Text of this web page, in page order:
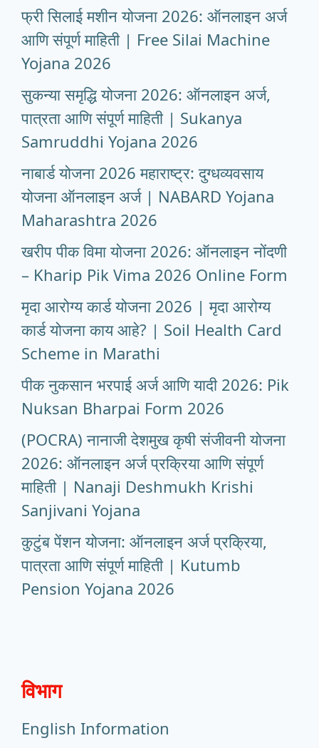
फ्री सिलाई मशीन योजना 2026: ऑनलाइन अर्ज
आणि संपूर्ण माहिती | Free Silai Machine
Yojana 2026
सुकन्या समृद्धि योजना 2026: ऑनलाइन अर्ज,
पात्रता आणि संपूर्ण माहिती | Sukanya
Samruddhi Yojana 2026
नाबार्ड योजना 2026 महाराष्ट्र: दुग्धव्यवसाय
योजना ऑनलाइन अर्ज | NABARD Yojana
Maharashtra 2026
खरीप पीक विमा योजना 2026: ऑनलाइन नोंदणी
– Kharip Pik Vima 2026 Online Form
मृदा आरोग्य कार्ड योजना 2026 | मृदा आरोग्य
कार्ड योजना काय आहे? | Soil Health Card
Scheme in Marathi
पीक नुकसान भरपाई अर्ज आणि यादी 2026: Pik
Nuksan Bharpai Form 2026
(POCRA) नानाजी देशमुख कृषी संजीवनी योजना
2026: ऑनलाइन अर्ज प्रक्रिया आणि संपूर्ण
माहिती | Nanaji Deshmukh Krishi
Sanjivani Yojana
कुटुंब पेंशन योजना: ऑनलाइन अर्ज प्रक्रिया,
पात्रता आणि संपूर्ण माहिती | Kutumb
Pension Yojana 2026
विभाग
English Information